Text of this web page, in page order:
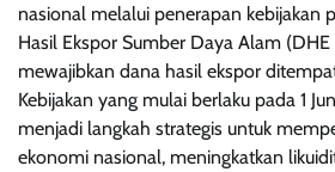
nasional melalui penerapan kebijakan
Hasil Ekspor Sumber Daya Alam
mewajibkan dana hasil ekspor
Kebijakan yang mulai berlaku pada 1
menjadi langkah strategis untuk
ekonomi nasional, meningkatkan